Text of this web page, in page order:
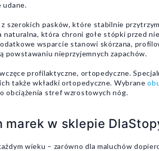
udane.
szerokich pasków, które stabilnie
która chroni gołe stópki przed
wsparcie stanowi skórzana,
powstawaniu nieprzyjemnych zapachów.
profilaktyczne, ortopedyczne.
także wkładki ortopedyczne. Wybrane
obciążenia stref wzrostowych nóg.
w sklepie
wieku – zarówno dla maluchów